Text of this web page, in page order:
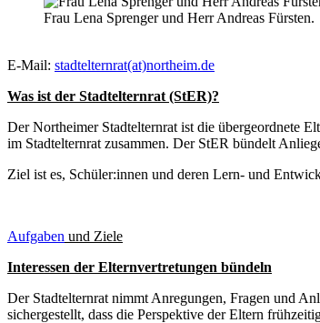
Frau Lena Sprenger und Herr Andreas Fürsten.
E-Mail: stadtelternrat(at)northeim.de
Was ist der Stadtelternrat (StER)?
Der Northeimer Stadtelternrat ist die übergeordnete
im Stadtelternrat zusammen. Der StER bündelt
Ziel ist es, Schüler:innen und deren Lern- und
Aufgaben und Ziele
Interessen der Elternvertretungen bündeln
Der Stadtelternrat nimmt Anregungen, Fragen und
sichergestellt, dass die Perspektive der Eltern